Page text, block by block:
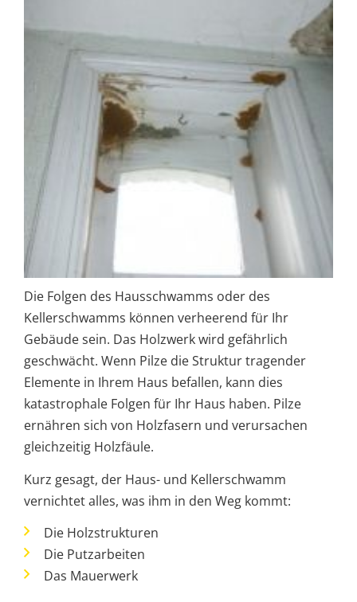
Die Folgen des Hausschwamms oder des
Kellerschwamms können verheerend für Ihr
Gebäude sein. Das Holzwerk wird gefährlich
geschwächt. Wenn Pilze die Struktur tragender
Elemente in Ihrem Haus befallen, kann dies
katastrophale Folgen für Ihr Haus haben. Pilze
ernähren sich von Holzfasern und verursachen
gleichzeitig Holzfäule.
Kurz gesagt, der Haus- und Kellerschwamm
vernichtet alles, was ihm in den Weg kommt:
Die Holzstrukturen
Die Putzarbeiten
Das Mauerwerk